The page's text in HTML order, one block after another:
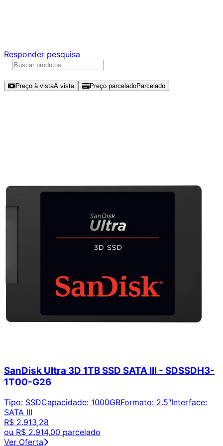
Responder pesquisa
Preço à vistaÀ vista Preço parceladoParcelado
SanDisk Ultra 3D 1TB SSD SATA III - SDSSDH3-
1T00-G26
Tipo: SSDCapacidade: 1000GBFormato: 2.5″Interface:
SATA III
R$ 2.913,28
ou R$ 2.914,00 parcelado
Ver Oferta